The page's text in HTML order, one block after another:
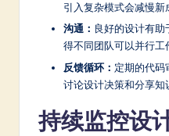
引入复杂模式会减慢新
沟通： 良好的设计有
得不同团队可以并行工
反馈循环： 定期的代码
讨论设计决策和分享知
持续监控设